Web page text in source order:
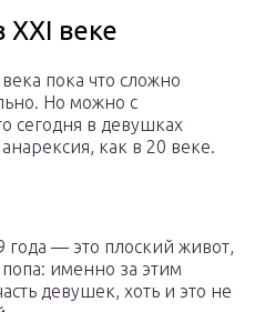
веке
пока что сложно
Но можно с
сегодня в девушках
как в 20 веке.
года — это плоский живот,
именно за этим
девушек, хоть и это не